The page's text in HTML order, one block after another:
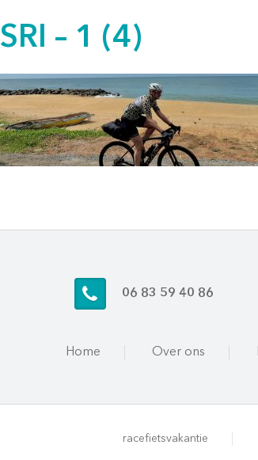
SRI – 1 (4)
06 83 59 40 86
Home Over ons
racefietsvakantie